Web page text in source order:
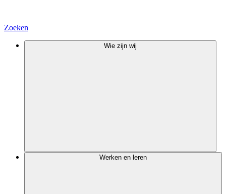
Zoeken
Wie zijn wij
Werken en leren